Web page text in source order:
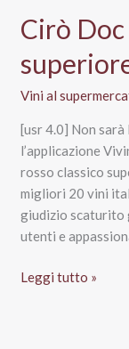
Cirò Doc
Vini al
[usr 4.0] Non sarà
l’applicazione
rosso classico
migliori 20 vini
giudizio scaturito
utenti e
Cirò
Leggi tutto »